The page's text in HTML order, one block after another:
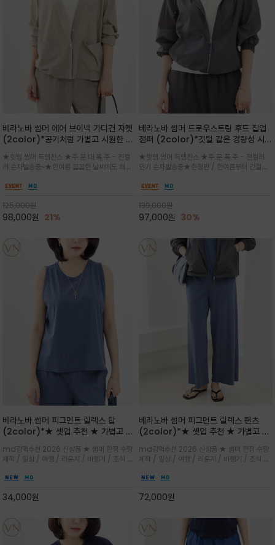
베라노바 썸머 에어 브이넥 가디건 자켓
(2color)*공기처럼 가볍고 시원한 나
브이넥 디자인이라 부담없이 쓱쓱~걸치
는 꾸안꾸!!가볍고 바스락한 나일론 블렌
드 소재감이 세련된 무드를 더해주는 가
★핫템 썸머 득템찬스 ★주.문.대.폭.주 - 전컬
러 순차발송중~★한여름 꿉꿉한 날씨에도 쾌적
일 자켓은 가벼운 무게감과 방수성 덕분에 여름
등과 밸런스를 맞춥니다
125,000원
98,000원 21%
베라노바 썸머 드로우스트링 후드 집업
점퍼 (2color)*깃털 같은 경량성 시원
(Volume Fit)가볍지만 입체적인 실
루엣을 유지하는 구조적 디자인
★핫템 썸머 득템찬스 ★주.문.폭.주 - 전컬러
인기 순차발송중★한정판 / 한여름부터 간절기
단 스토퍼 디테일로 핏 조절이 가능해 실용적/바
가볍게 비치는 세련된후드
139,000원
97,000원 30%
베라노바 썸머 피그먼트 릴렉스 탑
(2color)*★ 셋업 추천 ★ 가볍고 부
튼 소재로 완성
md강력추천 2026 신상품 ★ 썸머 한정 수량
제작 / 일상 / 여행 / 라운지 / 비행기 / 조식 /
그먼트로 제작되어 편하고 가볍게 후회없으실 아
34,000원
베라노바 썸머 피그먼트 릴렉스 팬츠
(2color)*★ 셋업 추천 ★ 가볍고 부
튼 소재로 완성
md강력추천 2026 신상품 ★ 썸머 한정 수량
제작 / 일상 / 여행 / 라운지 / 비행기 / 조식 /
그먼트로 제작되어 편하고 가볍게 후회없으실 아
72,000원